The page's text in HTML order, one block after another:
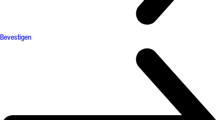
Bevestigen